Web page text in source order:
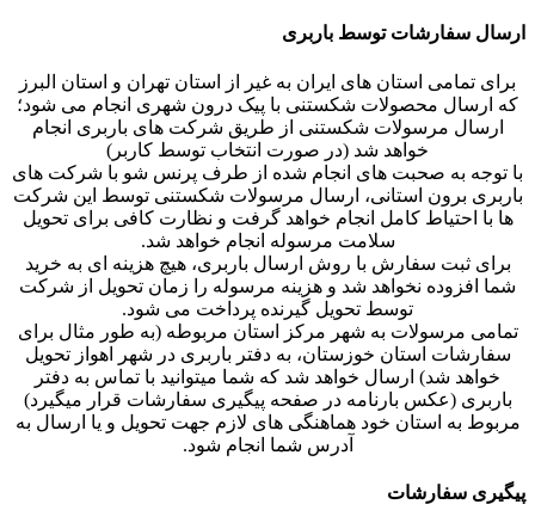
ارسال سفارشات توسط باربری
برای تمامی استان های ایران به غیر از استان تهران و استان البرز
که ارسال محصولات شکستنی با پیک درون شهری انجام می شود؛
ارسال مرسولات شکستنی از طریق شرکت های باربری انجام
خواهد شد (در صورت انتخاب توسط کاربر)
با توجه به صحبت های انجام شده از طرف پرنس شو با شرکت های
باربری برون استانی، ارسال مرسولات شکستنی توسط این شرکت
ها با احتیاط کامل انجام خواهد گرفت و نظارت کافی برای تحویل
سلامت مرسوله انجام خواهد شد.
برای ثبت سفارش با روش ارسال باربری، هیچ هزینه ای به خرید
شما افزوده نخواهد شد و هزینه مرسوله را زمان تحویل از شرکت
توسط تحویل گیرنده پرداخت می شود.
تمامی مرسولات به شهر مرکز استان مربوطه (به طور مثال برای
سفارشات استان خوزستان، به دفتر باربری در شهر اهواز تحویل
خواهد شد) ارسال خواهد شد که شما میتوانید با تماس به دفتر
باربری (عکس بارنامه در صفحه پیگیری سفارشات قرار میگیرد)
مربوط به استان خود هماهنگی های لازم جهت تحویل و یا ارسال به
آدرس شما انجام شود.
پیگیری سفارشات